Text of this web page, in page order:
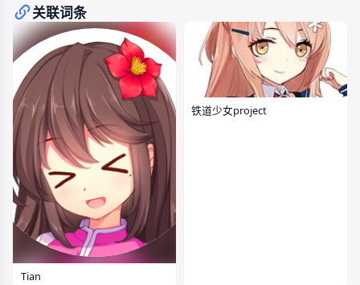
关联词条
Tian
铁道少女project